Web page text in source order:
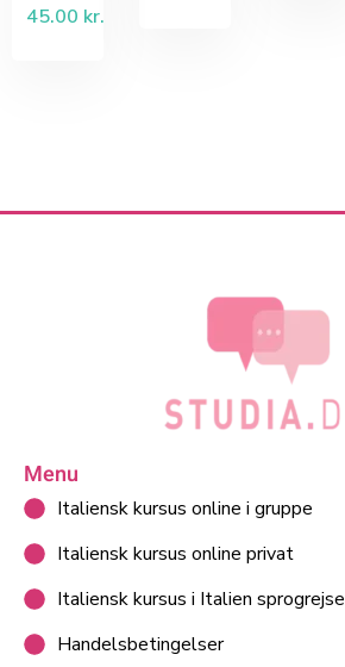
45.00 kr.
Menu
Italiensk kursus online i gruppe
Italiensk kursus online privat
Italiensk kursus i Italien sprogrejse
Handelsbetingelser